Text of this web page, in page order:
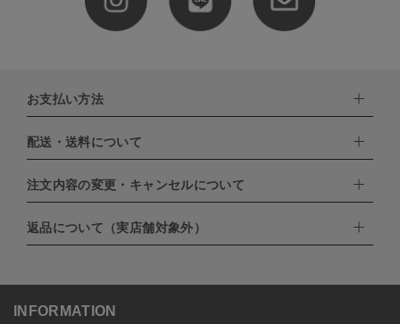
お支払い方法
下記お支払い方法よりお選びいただけます。
・クレジットカード（VISA,mastercard,JCB,AMERICAN
EXPRESS,Diners Club）
・PayPay
・NP後払い
配送・送料について
配達業者：日本郵便
北海道：1,400円
沖縄：1,400円
注文内容の変更・キャンセルについて
ご注文日当日から翌日のAM9:00までにご連絡頂いた場合はキャン
セルは可能です。
ンセルしていただいた後、ご希望の商品のみ再度ご注文お願いしま
予約商品など一部キャンセルが出来ない場合がございます。あらか
返品について（実店舗対象外）
こちらよりご依頼ください。
INFORMATION